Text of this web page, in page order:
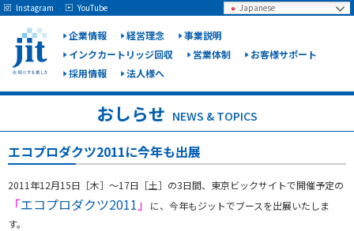
企業情報 経営理念
事業説明
インクカートリッジ回収
営業体制
お客様サポート
採用情報
法人様へ
Japanese
Instagram YouTube
おしらせ NEWS & TOPICS
エコプロダクツ2011に今年も出展
2011年12月15日［木］～17日［土］の3日間、東京ビックサイトで開催予定の
「エコプロダクツ2011」
に、今年もジットでブースを出展いたしま
す。
May we use cookies to track your activities? We take your privacy very seriously.
Please see our privacy policy for details and any questions.YesNo